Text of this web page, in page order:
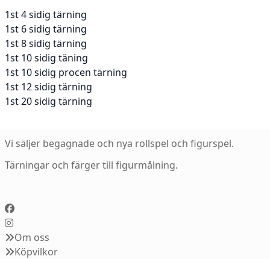
1st 4 sidig tärning
1st 6 sidig tärning
1st 8 sidig tärning
1st 10 sidig täning
1st 10 sidig procen tärning
1st 12 sidig tärning
1st 20 sidig tärning
Vi säljer begagnade och nya rollspel och figurspel.
Tärningar och färger till figurmålning.
Om oss
Köpvilkor